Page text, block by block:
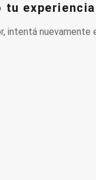
tu experiencia
intentá nuevamente